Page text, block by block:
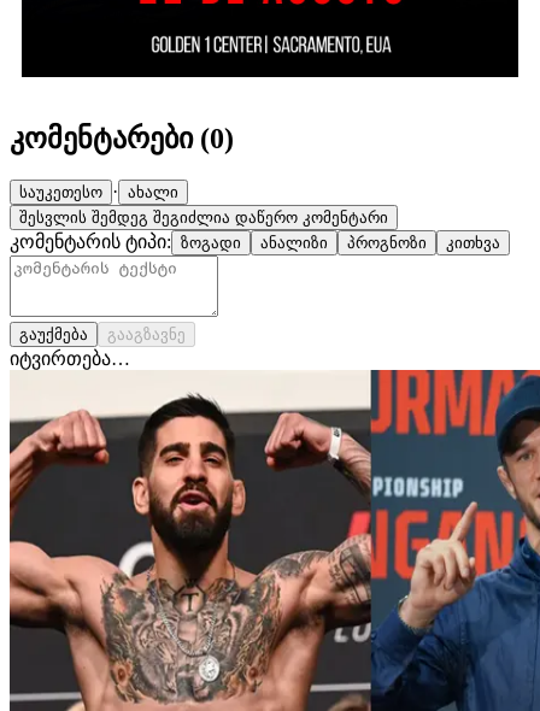
კომენტარები (0)
საუკეთესო · ახალი
შესვლის შემდეგ შეგიძლია დაწერო კომენტარი
კომენტარის ტიპი: ზოგადი ანალიზი პროგნოზი კითხვა
გაუქმება გააგზავნე
იტვირთება…